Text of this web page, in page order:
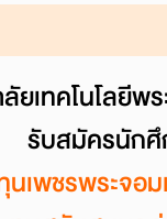
ยเทคโนโลยีพ
รับสมัครนัก
นเพชรพระจ